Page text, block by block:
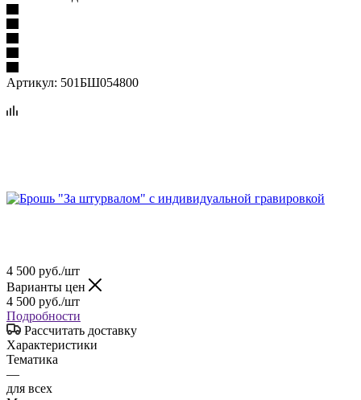
Артикул: 501БШ054800
4 500 руб./шт
Варианты цен
4 500 руб./шт
Подробности
Рассчитать доставку
Характеристики
Тематика
—
для всех